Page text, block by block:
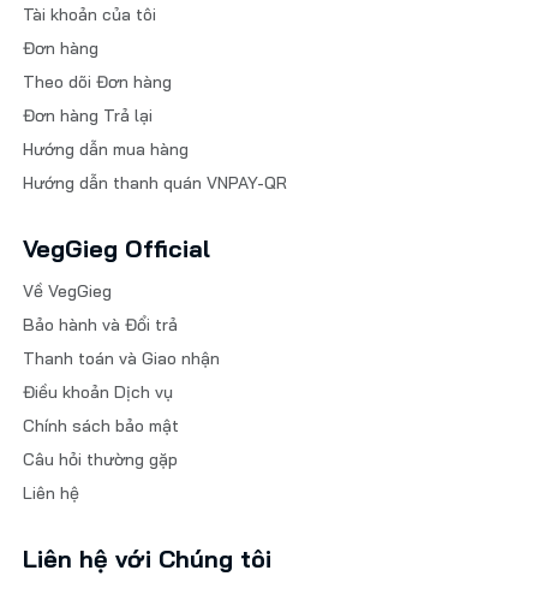
Tài khoản của tôi
Đơn hàng
Theo dõi Đơn hàng
Đơn hàng Trả lại
Hướng dẫn mua hàng
Hướng dẫn thanh quán VNPAY-QR
VegGieg Official
Về VegGieg
Bảo hành và Đổi trả
Thanh toán và Giao nhận
Điều khoản Dịch vụ
Chính sách bảo mật
Câu hỏi thường gặp
Liên hệ
Liên hệ với Chúng tôi